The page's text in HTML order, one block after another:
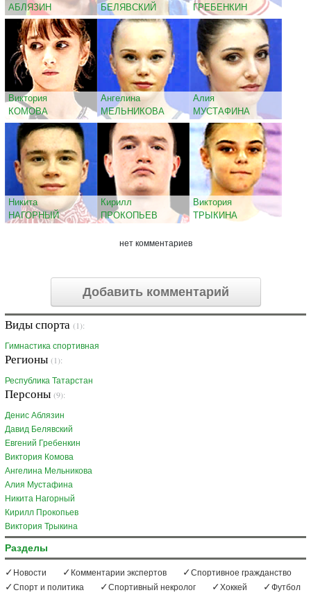
АБЛЯЗИН
БЕЛЯВСКИЙ
ГРЕБЕНКИН
Виктория
КОМОВА
Ангелина
МЕЛЬНИКОВА
Алия
МУСТАФИНА
Никита
НАГОРНЫЙ
Кирилл
ПРОКОПЬЕВ
Виктория
ТРЫКИНА
нет комментариев
Добавить комментарий
Виды спорта (1):
Гимнастика спортивная
Регионы (1):
Республика Татарстан
Персоны (9):
Денис Аблязин
Давид Белявский
Евгений Гребенкин
Виктория Комова
Ангелина Мельникова
Алия Мустафина
Никита Нагорный
Кирилл Прокопьев
Виктория Трыкина
Разделы
Новости Комментарии экспертов
Спортивное гражданство
Спорт и политика
Спортивный некролог Хоккей Футбол